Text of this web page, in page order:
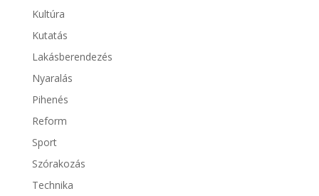
Kultúra
Kutatás
Lakásberendezés
Nyaralás
Pihenés
Reform
Sport
Szórakozás
Technika